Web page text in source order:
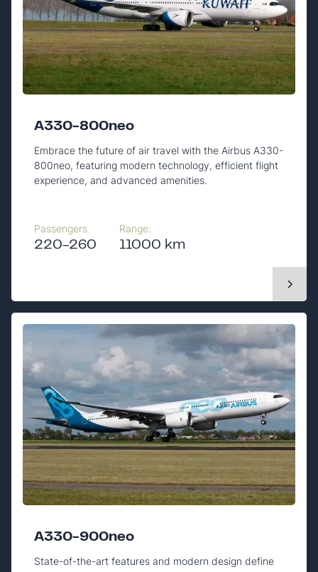
A330-800neo
Embrace the future of air travel with the Airbus A330-
800neo, featuring modern technology, efficient flight
experience, and advanced amenities.
Passengers
220-260
Range:
11000 km
A330-900neo
State-of-the-art features and modern design define